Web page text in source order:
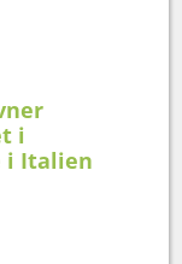
i
i Italien